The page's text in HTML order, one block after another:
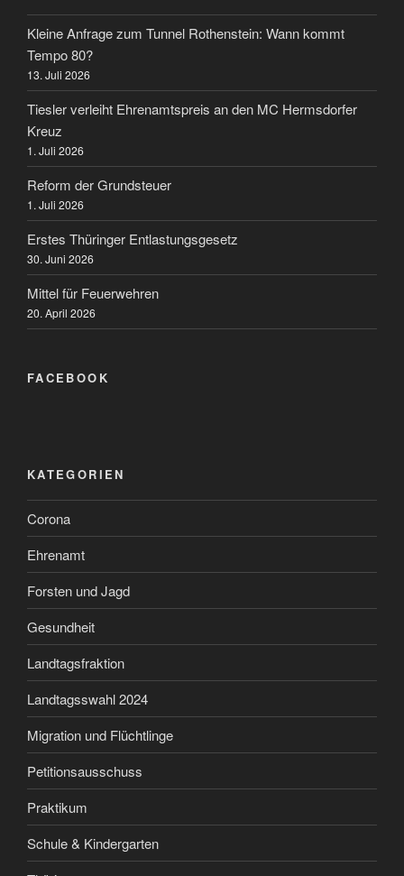
Kleine Anfrage zum Tunnel Rothenstein: Wann kommt
Tempo 80?
13. Juli 2026
Tiesler verleiht Ehrenamtspreis an den MC Hermsdorfer
Kreuz
1. Juli 2026
Reform der Grundsteuer
1. Juli 2026
Erstes Thüringer Entlastungsgesetz
30. Juni 2026
Mittel für Feuerwehren
20. April 2026
FACEBOOK
KATEGORIEN
Corona
Ehrenamt
Forsten und Jagd
Gesundheit
Landtagsfraktion
Landtagsswahl 2024
Migration und Flüchtlinge
Petitionsausschuss
Praktikum
Schule & Kindergarten